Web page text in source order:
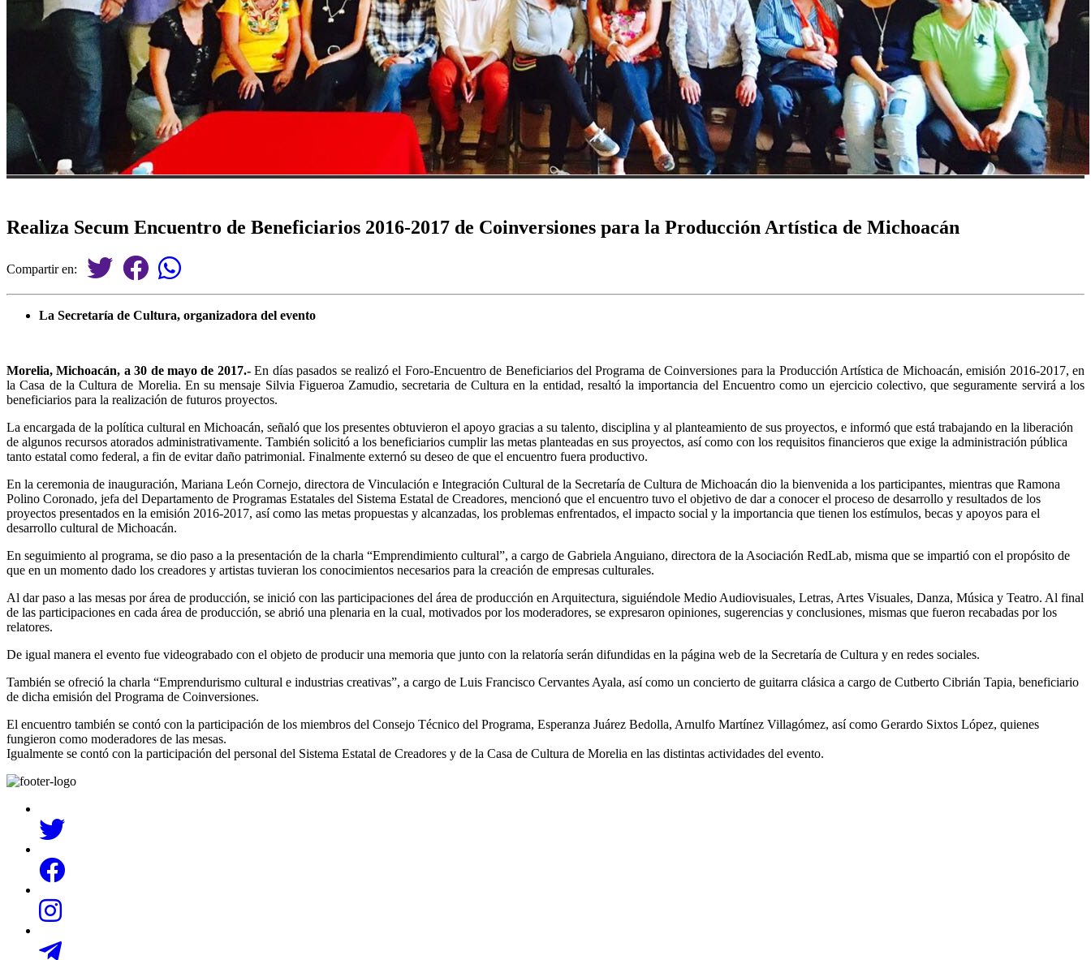
Realiza Secum Encuentro de Beneficiarios 2016-2017 de Coinversiones para la Producción Artística de Michoacán
Compartir en:
La Secretaría de Cultura, organizadora del evento
Morelia, Michoacán, a 30 de mayo de 2017.-En días pasados se realizó el Foro-Encuentro de Beneficiarios del Programa de Coinversiones para la Producción Artística de Michoacán, emisión 2016-2017, en
la Casa de la Cultura de Morelia. En su mensaje Silvia Figueroa Zamudio, secretaria de Cultura en la entidad, resaltó la importancia del Encuentro como un ejercicio colectivo, que seguramente servirá a los
beneficiarios para la realización de futuros proyectos.
La encargada de la política cultural en Michoacán, señaló que los presentes obtuvieron el apoyo gracias a su talento, disciplina y al planteamiento de sus proyectos, e informó que está trabajando en la liberación
de algunos recursos atorados administrativamente. También solicitó a los beneficiarios cumplir las metas planteadas en sus proyectos, así como con los requisitos financieros que exige la administración pública
tanto estatal como federal, a fin de evitar daño patrimonial. Finalmente externó su deseo de que el encuentro fuera productivo.
En la ceremonia de inauguración, Mariana León Cornejo, directora de Vinculación e Integración Cultural de la Secretaría de Cultura de Michoacán dio la bienvenida a los participantes, mientras que Ramona
Polino Coronado, jefa del Departamento de Programas Estatales del Sistema Estatal de Creadores, mencionó que el encuentro tuvo el objetivo de dar a conocer el proceso de desarrollo y resultados de los
proyectos presentados en la emisión 2016-2017, así como las metas propuestas y alcanzadas, los problemas enfrentados, el impacto social y la importancia que tienen los estímulos, becas y apoyos para el
desarrollo cultural de Michoacán.
En seguimiento al programa, se dio paso a la presentación de la charla “Emprendimiento cultural”, a cargo de Gabriela Anguiano, directora de la Asociación RedLab, misma que se impartió con el propósito de
que en un momento dado los creadores y artistas tuvieran los conocimientos necesarios para la creación de empresas culturales.
Al dar paso a las mesas por área de producción, se inició con las participaciones del área de producción en Arquitectura, siguiéndole Medio Audiovisuales, Letras, Artes Visuales, Danza, Música y Teatro. Al final
de las participaciones en cada área de producción, se abrió una plenaria en la cual, motivados por los moderadores, se expresaron opiniones, sugerencias y conclusiones, mismas que fueron recabadas por los
relatores.
De igual manera el evento fue videograbado con el objeto de producir una memoria que junto con la relatoría serán difundidas en la página web de la Secretaría de Cultura y en redes sociales.
También se ofreció la charla “Emprendurismo cultural e industrias creativas”, a cargo de Luis Francisco Cervantes Ayala, así como un concierto de guitarra clásica a cargo de Cutberto Cibrián Tapia, beneficiario
de dicha emisión del Programa de Coinversiones.
El encuentro también se contó con la participación de los miembros del Consejo Técnico del Programa, Esperanza Juárez Bedolla, Arnulfo Martínez Villagómez, así como Gerardo Sixtos López, quienes
fungieron como moderadores de las mesas.
Igualmente se contó con la participación del personal del Sistema Estatal de Creadores y de la Casa de Cultura de Morelia en las distintas actividades del evento.